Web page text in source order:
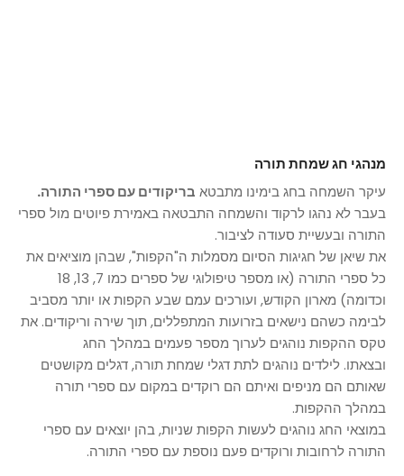
מנהגי חג שמחת תורה
עיקר השמחה בחג בימינו מתבטא בריקודים עם ספרי התורה.
בעבר לא נהגו לרקוד והשמחה התבטאה באמירת פיוטים מול ספרי
התורה ובעשיית סעודה לציבור.
את שיאן של חגיגות הסיום מסמלות ה"הקפות",שבהן מוציאים את
כל ספרי התורה (או מספר טיפולוגי של ספרים כמו 7, 13, 18
וכדומה) מארון הקודש, ועורכים עמם שבע הקפות או יותר מסביב
לבימה כשהם נישאים בזרועות המתפללים, תוך שירה וריקודים. את
טקס ההקפות נוהגים לערוך מספר פעמים במהלך החג
ובצאתו. לילדים נוהגים לתת דגלי שמחת תורה, דגלים מקושטים
שאותם הם מניפים ואיתם הם רוקדים במקום עם ספרי תורה
במהלך ההקפות.
במוצאי החג נוהגים לעשות הקפות שניות, בהן יוצאים עם ספרי
התורה לרחובות ורוקדים פעם נוספת עם ספרי התורה.